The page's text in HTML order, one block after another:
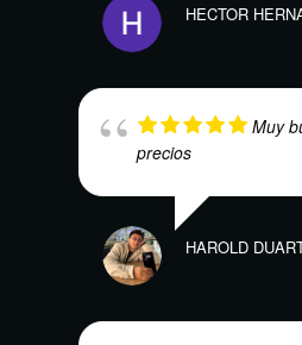
HECTOR
Muy
precios
HAROLD